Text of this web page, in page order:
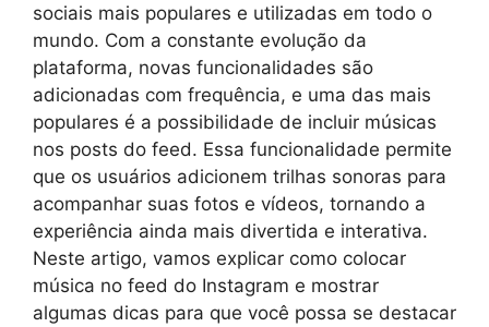
sociais mais populares e utilizadas em todo o
mundo. Com a constante evolução da
plataforma, novas funcionalidades são
adicionadas com frequência, e uma das mais
populares é a possibilidade de incluir músicas
nos posts do feed. Essa funcionalidade permite
que os usuários adicionem trilhas sonoras para
acompanhar suas fotos e vídeos, tornando a
experiência ainda mais divertida e interativa.
Neste artigo, vamos explicar como colocar
música no feed do Instagram e mostrar
algumas dicas para que você possa se destacar